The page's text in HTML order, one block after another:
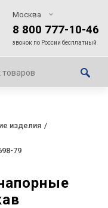
Москва
8 800 777-10-46
звонок по России бесплатный
изделия
79